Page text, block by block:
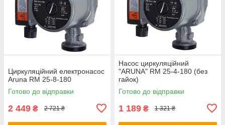
Циркуляційний електронасос
Aruna RM 25-8-180
Готово до відправки
2 449 ₴ 2 721 ₴
Насос циркуляційний
"ARUNA" RM 25-4-180 (без
гайок)
Готово до відправки
1 189 ₴ 1 321 ₴